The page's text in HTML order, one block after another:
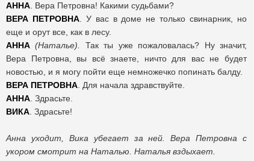
АННА . Вера Петровна! Какими судьбами?
ВЕРА ПЕТРОВНА. У вас в доме не только свинарник, но
еще и орут все, как в лесу.
АННА (Наталье).
Так ты уже пожаловалась? Ну значит,
Вера Петровна, вы всё знаете, ничто для вас не будет
новостью, и я могу пойти еще немножечко попинать балду.
ВЕРА ПЕТРОВНА . Для начала здравствуйте.
АННА . Здрасьте.
ВИКА . Здрасьте!
Анна уходит, Вика убегает за ней. Вера Петровна с
укором смотрит на Наталью. Наталья вздыхает.